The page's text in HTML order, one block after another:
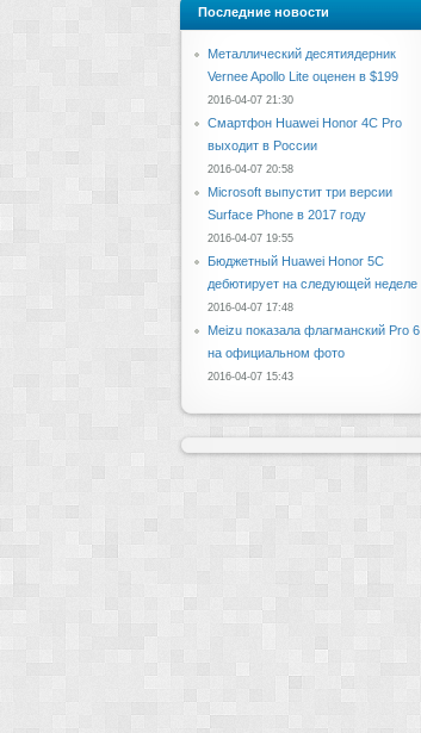
Последние новости
Металлический десятиядерник
Vernee Apollo Lite оценен в $199
2016-04-07 21:30
Смартфон Huawei Honor 4C Pro
выходит в России
2016-04-07 20:58
Microsoft выпустит три версии
Surface Phone в 2017 году
2016-04-07 19:55
Бюджетный Huawei Honor 5C
дебютирует на следующей неделе
2016-04-07 17:48
Meizu показала флагманский Pro 6
на официальном фото
2016-04-07 15:43